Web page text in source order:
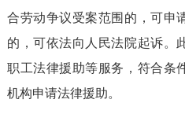
合劳动争议受案范围的，可申
的，可依法向人民法院起诉。
职工法律援助等服务，符合条
机构申请法律援助。